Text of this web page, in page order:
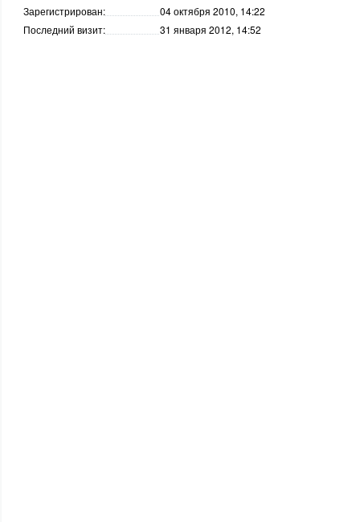
Зарегистрирован:
04 октября 2010, 14:22
Последний визит:
31 января 2012, 14:52